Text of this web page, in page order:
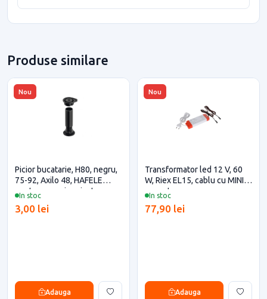
Produse similare
Nou
In stoc
Picior bucatarie, H80, negru,
75-92, Axilo 48, HAFELE
pentru casa si proiecte
3,00 lei
Adauga
Nou
In stoc
Transformator led 12 V, 60
W, Riex EL15, cablu cu MINI
conector
77,90 lei
Adauga